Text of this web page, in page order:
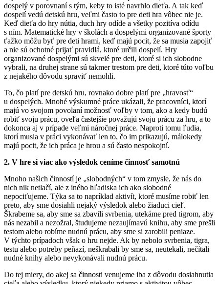
dospelý v porovnaní s tým, keby to isté navrhlo dieťa. A tak keď
dospelí vedú detskú hru, veľmi často to pre deti hra vôbec nie je.
Keď dieťa do hry nútia, duch hry odíde a všetky pozitíva odídu
s ním. Matematické hry v školách a dospelými organizované športy
ťažko môžu byť pre deti hrami, keď majú pocit, že sa musia zapojiť
a nie sú ochotné prijať pravidlá, ktoré určili dospelí. Hry
organizované dospelými sú skvelé pre deti, ktoré si ich slobodne
vybrali, na druhej strane sú takmer trestom pre deti, ktoré túto voľbu
z nejakého dôvodu spraviť nemohli.
To, čo platí pre detskú hru, rovnako dobre platí pre „hravosť“
u dospelých. Mnohé výskumné práce ukázali, že pracovníci, ktorí
majú vo svojom povolaní možnosť voľby v tom, ako a kedy budú
robiť svoju prácu, oveľa častejšie považujú svoju prácu za hru, a to
dokonca aj v prípade veľmi náročnej práce. Naproti tomu ľudia,
ktorí musia v práci vykonávať len to, čo im prikazujú, málokedy
majú pocit, že ich práca je hrou a sú často nespokojní.
2. V hre si viac ako výsledok ceníme činnosť samotnú
Mnoho našich činností je „slobodných“ v tom zmysle, že nás do
nich nik netlačí, ale z iného hľadiska ich ako slobodné
nepociťujeme. Týka sa to napríklad aktivít, ktoré musíme robiť len
preto, aby sme dosiahli nejaký výsledok alebo žiaduci cieľ.
Škrabeme sa, aby sme sa zbavili svrbenia, utekáme pred tigrom, aby
nás nezabil a nezožral, študujeme nezaujímavú knihu, aby sme prešli
testom alebo robíme nudnú prácu, aby sme si zarobili peniaze.
V týchto prípadoch však o hru nejde. Ak by nebolo svrbenia, tigra,
testu alebo potreby peňazí, neškrabali by sme sa, neutekali, nečítali
nudné knihy alebo nevykonávali nudnú prácu.
Do tej miery, do akej sa činnosti venujeme iba z dôvodu dosiahnutia